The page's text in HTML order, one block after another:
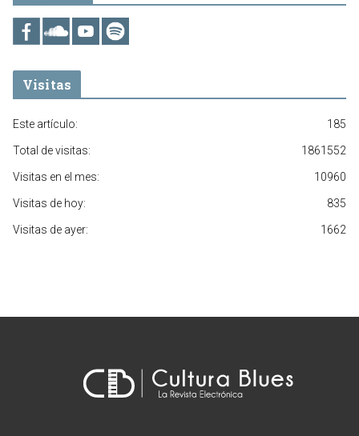
Visitas
185
Este artículo:
1861552
Total de visitas:
10960
Visitas en el mes:
835
Visitas de hoy:
1662
Visitas de ayer: